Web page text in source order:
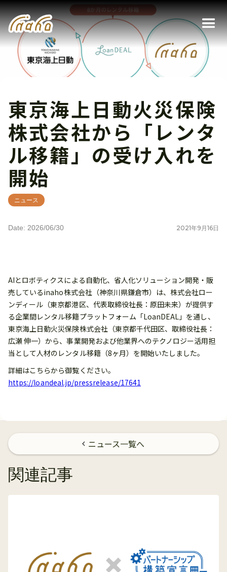
東京海上日動火災保険
株式会社から「レンタ
ル移籍」の受け入れを
開始
ニュース
Date: 2026/06/30 2021年9 月16日
AIとロボティクスによる自動化、省人化ソリューション開発・販
売しているinaho株式会社（神奈川県鎌倉市）は、株式会社ロー
ンディール（東京都港区、代表取締役社長：原田未来）が提供す
る企業間レンタル移籍プラットフォーム「LoanDEAL」を通し、
東京海上日動火災保険株式会社（東京都千代田区、取締役社長：
広瀬 伸一）から、事業開発および他業界へのテクノロジー活用担
当として人材のレンタル移籍（8ヶ月）を開始いたしました。
詳細はこちらから御覧ください。
https://loandeal.jp/pressrelease/17641
chevron_left ニュース一覧へ
関連記事